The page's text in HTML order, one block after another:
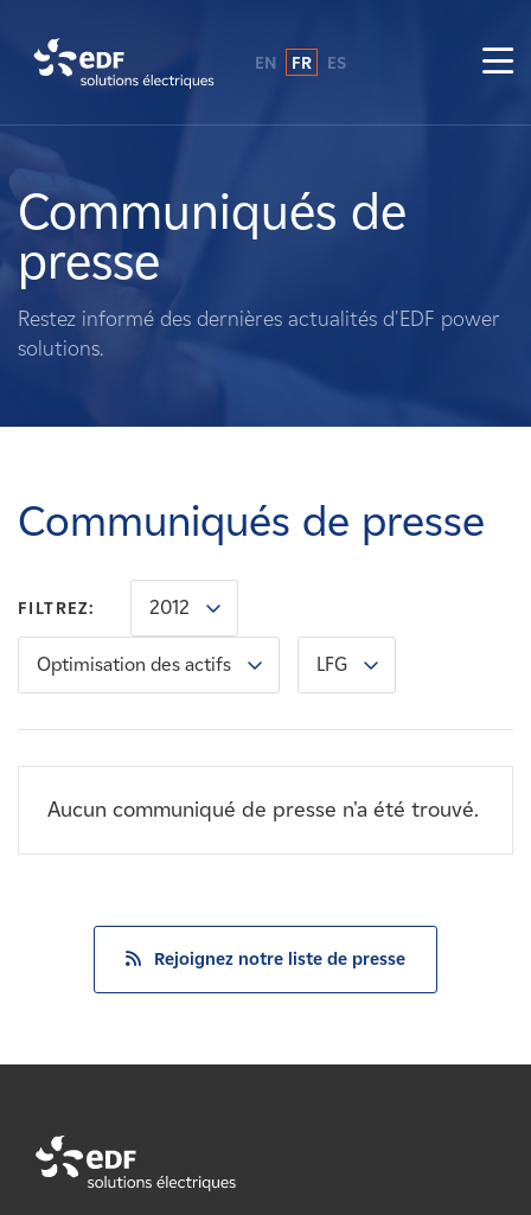
A propos de nous
Ce que nous faisons
Propriétaires fonciers
Carrières
Nouvelles
Contactez-nous
EN FR ES
Communiqués de
presse
Restez informé des dernières actualités d'EDF power
solutions.
Communiqués de presse
FILTREZ: 2012
Optimisation des actifs LFG
Aucun communiqué de presse n'a été trouvé.
Rejoignez notre liste de presse